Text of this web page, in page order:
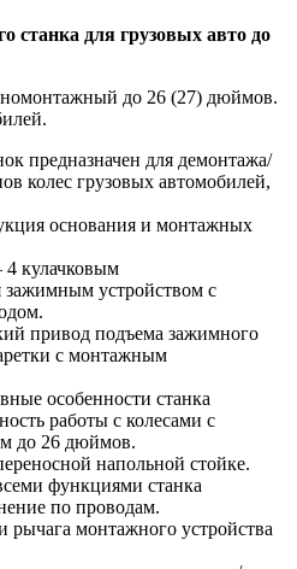
для грузовых авто до
до 26 (27) дюймов.
предназначен для демонтажа/
колес грузовых автомобилей,
основания и монтажных
4 кулачковым
устройством с
привод подъема зажимного
с монтажным
особенности станка
работы с колесами с
до 26 дюймов.
напольной стойке.
функциями станка
по проводам.
рычага монтажного устройства